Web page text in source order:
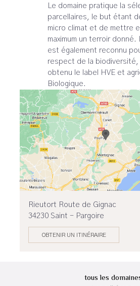
Le domaine pratique la
parcellaires, le but étant
micro climat et de mettre
maximum un terroir donné.
est également reconnu
respect de la biodiversité,
obtenu le label HVE et
Biologique.
Rieutort Route de Gignac
34230 Saint - Pargoire
OBTENIR UN ITINÉRAIRE
tous les